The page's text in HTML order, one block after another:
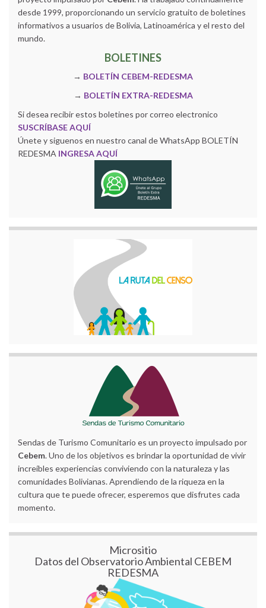
desde 1999, proporcionando un servicio gratuito de boletines
informativos a usuarios de Bolivia, Latinoamérica y el resto del
mundo.
BOLETINES
→ BOLETÍN CEBEM-REDESMA
→ BOLETÍN EXTRA-REDESMA
Si desea recibir estos boletines por correo electronico
SUSCRÍBASE AQUÍ
Únete y siguenos en nuestro canal de WhatsApp BOLETÍN
REDESMA INGRESA AQUÍ
Sendas de Turismo Comunitario es un proyecto impulsado por
Cebem. Uno de los objetivos es brindar la oportunidad de vivir
increíbles experiencias conviviendo con la naturaleza y las
comunidades Bolivianas. Aprendiendo de la riqueza en la
cultura que te puede ofrecer, esperemos que disfrutes cada
momento.
Micrositio
Datos del Observatorio Ambiental CEBEM
REDESMA